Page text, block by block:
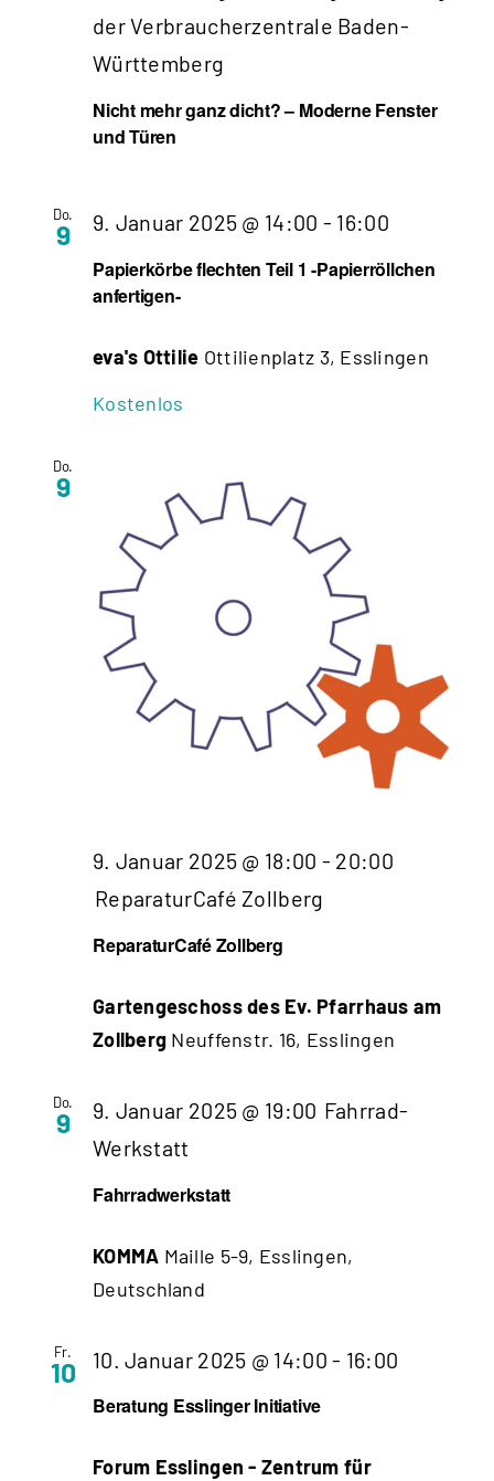
Nicht mehr ganz dicht? – Moderne Fenster
und Türen
der Verbraucherzentrale Baden-
Württemberg
Do.
9
Papierkörbe flechten Teil 1 -Papierröllchen
anfertigen-
9. Januar 2025 @ 14:00 - 16:00
flechten
-
eva's Ottilie Ottilienplatz 3, Esslingen
Kostenlos
Do.
9
ReparaturCafé Zollberg
9. Januar 2025 @ 18:00 - 20:00
ReparaturCafé Zollberg
Gartengeschoss des Ev. Pfarrhaus am
Zollberg Neuffenstr. 16, Esslingen
Do.
9
Fahrradwerkstatt
9. Januar 2025 @ 19:00 Fahrrad-
Werkstatt
KOMMA Maille 5-9, Esslingen,
Deutschland
Fr.
10
Beratung Esslinger Initiative
10. Januar 2025 @ 14:00 - 16:00
Forum Esslingen - Zentrum für